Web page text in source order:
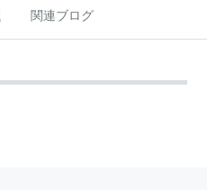
関連ブログ